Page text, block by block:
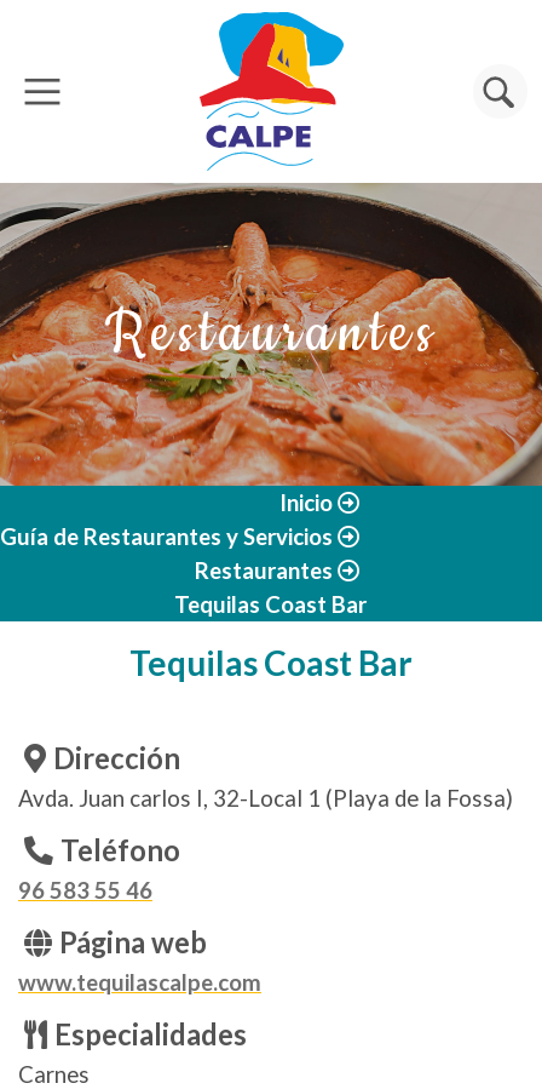
Pasar al contenido principal
Buscar
Restaurantes
Inicio
Guía de Restaurantes y Servicios
Restaurantes
Tequilas Coast Bar
Tequilas Coast Bar
Dirección
Avda. Juan carlos I, 32-Local 1 (Playa de la Fossa)
Teléfono
96 583 55 46
Página web
www.tequilascalpe.com
Especialidades
Carnes